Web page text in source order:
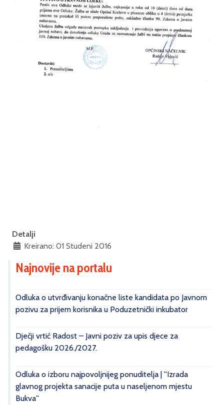
Detalji
Kreirano: 01 Studeni 2016
Najnovije na portalu
Odluka o utvrđivanju konačne liste kandidata po Javnom
pozivu za prijem korisnika u Poduzetnički inkubator
Dječji vrtić Radost – Javni poziv za upis djece za
pedagošku 2026./2027.
Odluka o izboru najpovoljnijeg ponuditelja | ''Izrada
glavnog projekta sanacije puta u naseljenom mjestu
Bukva''